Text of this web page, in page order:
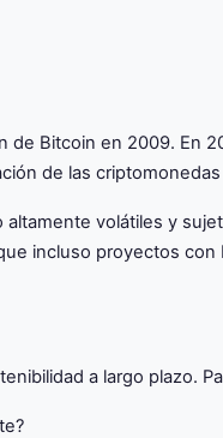
Bitcoin en 2009. En
de las
volátiles y
incluso proyectos
a largo plazo.